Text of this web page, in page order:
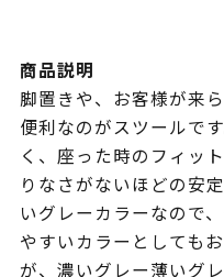
商品説明
脚置きや、お客様が来
便利なのがスツールで
く、座った時のフィッ
りなさがないほどの安
いグレーカラーなので
やすいカラーとしても
が、濃いグレー薄いグ